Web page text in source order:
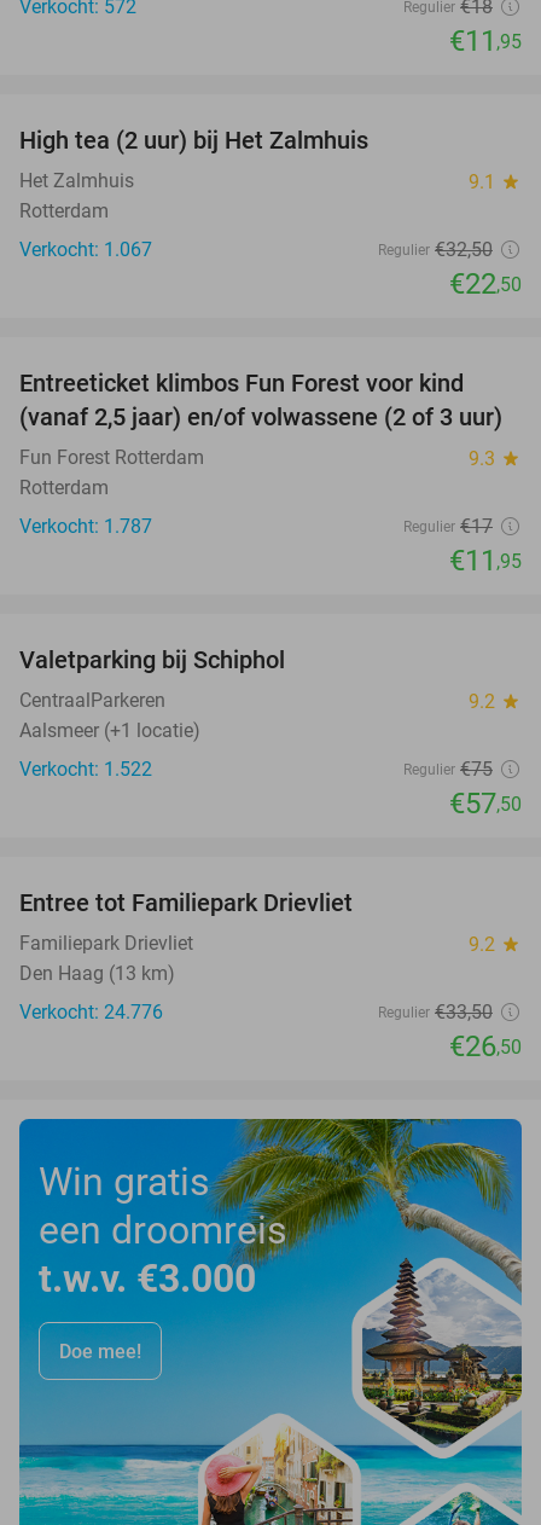
Verkocht: 572
Regulier €18
€11 ,95
High tea (2 uur) bij Het Zalmhuis
Het Zalmhuis 9.1 star
Rotterdam
Verkocht: 1.067
Regulier €32,50
€22,50
Entreeticket klimbos Fun Forest voor kind
(vanaf 2,5 jaar) en/of volwassene (2 of 3 uur)
Fun Forest Rotterdam 9.3 star
Rotterdam
Verkocht: 1.787
Regulier €17
€11 ,95
Valetparking bij Schiphol
CentraalParkeren 9.2 star
Aalsmeer (+1 locatie)
Verkocht: 1.522
Regulier €75
€57,50
Entree tot Familiepark Drievliet
Familiepark Drievliet 9.2 star
Den Haag (13 km)
Verkocht: 24.776
Regulier €33,50
€26,50
Win gratis
een droomreis
t.w.v. €3.000
Doe mee!